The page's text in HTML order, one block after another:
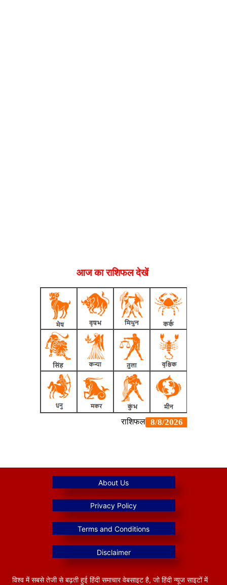
आज का राशिफल देखें
विश्व में सबसे तेजी से बढ़ती हुई हिंदी समाचार वेबसाइट है, जो हिंदी न्यूज साइटों में